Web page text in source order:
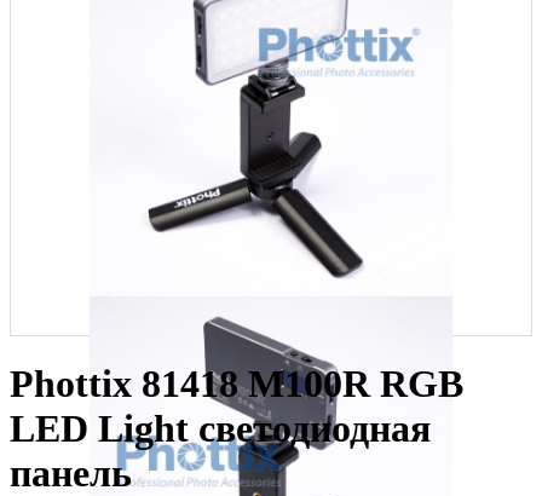
Phottix 81418 M100R RGB
LED Light светодиодная
панель